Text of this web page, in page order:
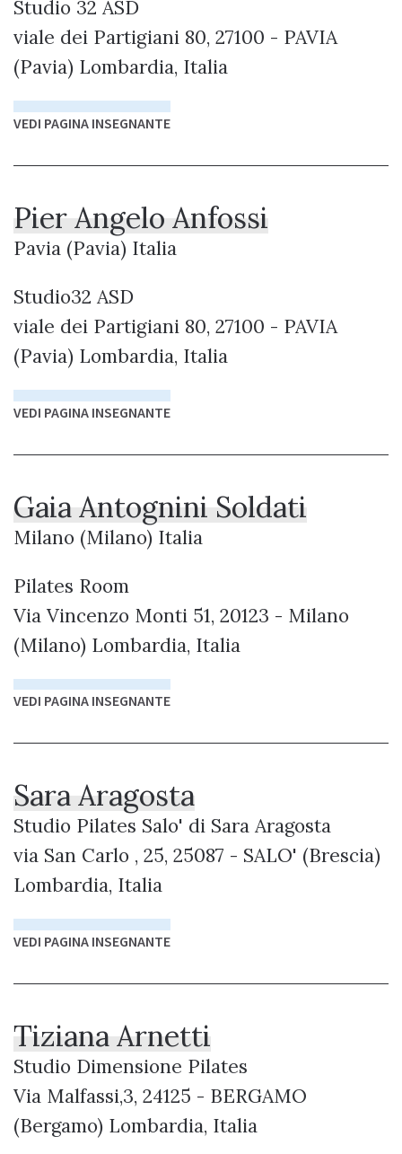
Studio 32 ASD
viale dei Partigiani 80, 27100 - PAVIA
(Pavia) Lombardia, Italia
VEDI PAGINA INSEGNANTE
Pier Angelo Anfossi
Pavia (Pavia) Italia
Studio32 ASD
viale dei Partigiani 80, 27100 - PAVIA
(Pavia) Lombardia, Italia
VEDI PAGINA INSEGNANTE
Gaia Antognini Soldati
Milano (Milano) Italia
Pilates Room
Via Vincenzo Monti 51, 20123 - Milano
(Milano) Lombardia, Italia
VEDI PAGINA INSEGNANTE
Sara Aragosta
Studio Pilates Salo' di Sara Aragosta
via San Carlo , 25, 25087 - SALO' (Brescia)
Lombardia, Italia
VEDI PAGINA INSEGNANTE
Tiziana Arnetti
Studio Dimensione Pilates
Via Malfassi,3, 24125 - BERGAMO
(Bergamo) Lombardia, Italia